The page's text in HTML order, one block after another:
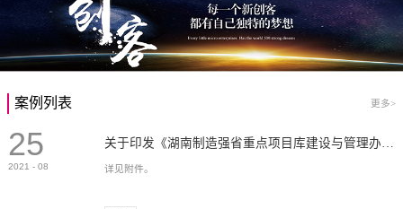
案例列表 更多>
25
2021 - 08 详见附件。